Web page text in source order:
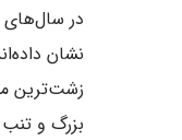
در
نشان
زشت‌ترین
بزرگ و